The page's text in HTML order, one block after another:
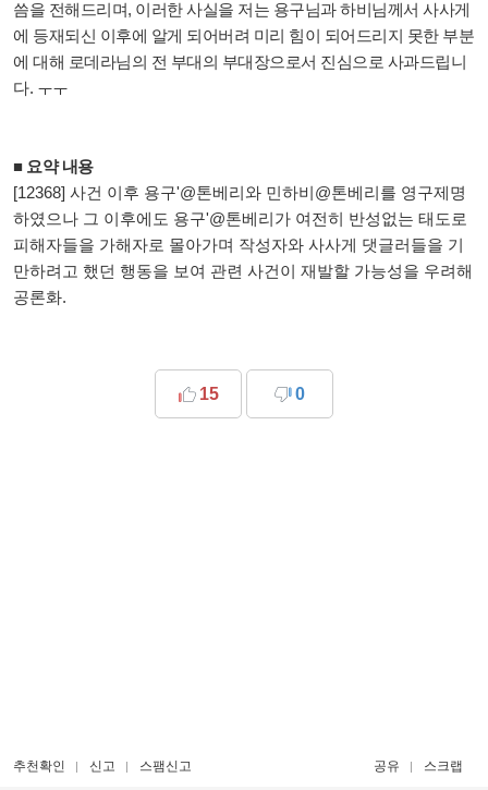
씀을 전해드리며, 이러한 사실을 저는 용구님과 하비님께서 사사게
에 등재되신 이후에 알게 되어버려 미리 힘이 되어드리지 못한 부분
에 대해 로데라님의 전 부대의 부대장으로서 진심으로 사과드립니
다. ㅜㅜ
■ 요약 내용
[12368] 사건 이후 용구'@톤베리와 민하비@톤베리를 영구제명
하였으나 그 이후에도 용구'@톤베리가 여전히 반성없는 태도로
피해자들을 가해자로 몰아가며 작성자와 사사게 댓글러들을 기
만하려고 했던 행동을 보여 관련 사건이 재발할 가능성을 우려해
공론화.
15 0
추천확인 신고 스팸신고 공유 스크랩